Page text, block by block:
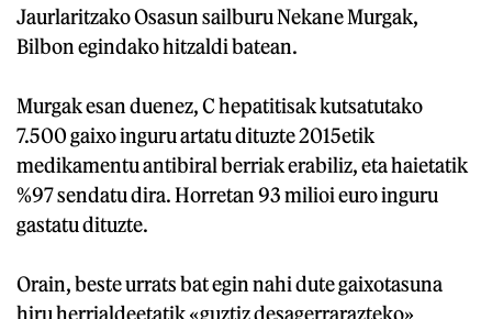
Jaurlaritzako Osasun sailburu Nekane Murgak,
Bilbon egindako hitzaldi batean.
Murgak esan duenez, C hepatitisak kutsatutako
7.500 gaixo inguru artatu dituzte 2015etik
medikamentu antibiral berriak erabiliz, eta haietatik
%97 sendatu dira. Horretan 93 milioi euro inguru
gastatu dituzte.
Orain, beste urrats bat egin nahi dute gaixotasuna
hiru herrialdeetatik «guztiz desagerrarazteko»